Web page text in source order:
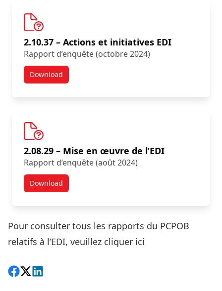
2.10.37 – Actions et initiatives EDI
Rapport d’enquête (octobre 2024)
DownloadRésultats d’une nouvelle enquête :
2.08.29 – Mise en œuvre de l’EDI
Rapport d’enquête (août 2024)
DownloadRésultats d’une nouvelle enquête :
Pour consulter tous les rapports du PCPOB
relatifs à l’EDI, veuillez cliquer ici
Share on Facebook
Follow on X
View on LinkedIn